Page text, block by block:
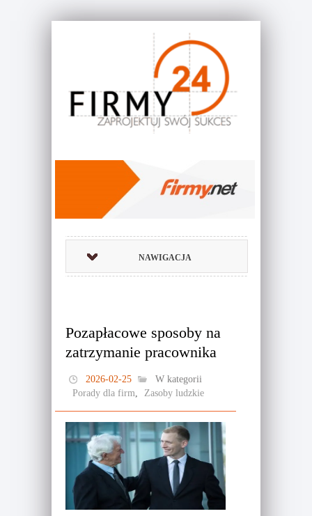
NAWIGACJA
Pozapłacowe sposoby na
zatrzymanie pracownika
2026-02-25
W kategorii
Porady dla firm, Zasoby ludzkie